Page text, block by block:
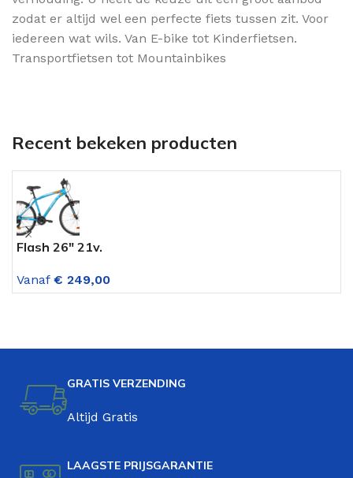
zodat er altijd wel een perfecte fiets tussen zit. Voor
iedereen wat wils. Van E-bike tot Kinderfietsen.
Transportfietsen tot Mountainbikes
Recent bekeken producten
Flash 26″ 21v.
Vanaf € 249,00
GRATIS VERZENDING
Altijd Gratis
LAAGSTE PRIJSGARANTIE